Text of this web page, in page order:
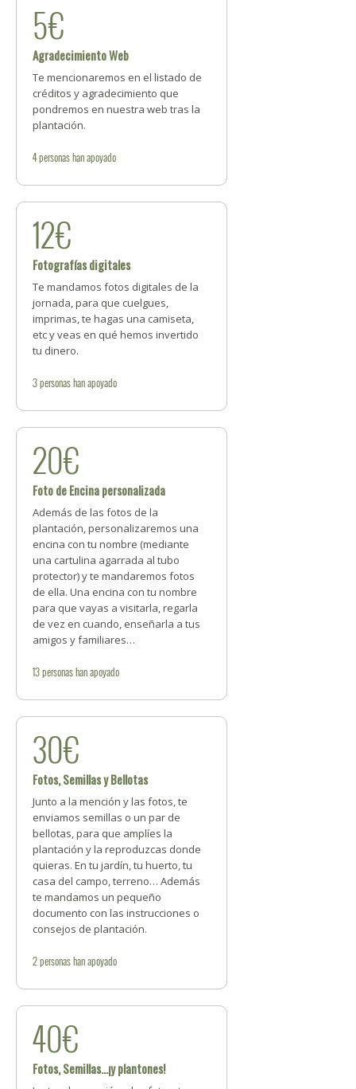
5€
Agradecimiento Web
Te mencionaremos en el listado de
créditos y agradecimiento que
pondremos en nuestra web tras la
plantación.
4personashan apoyado
12€
Fotografías digitales
Te mandamos fotos digitales de la
jornada, para que cuelgues,
imprimas, te hagas una camiseta,
etc y veas en qué hemos invertido
tu dinero.
3personashan apoyado
20€
Foto de Encina personalizada
Además de las fotos de la
plantación, personalizaremos una
encina con tu nombre (mediante
una cartulina agarrada al tubo
protector) y te mandaremos fotos
de ella. Una encina con tu nombre
para que vayas a visitarla, regarla
de vez en cuando, enseñarla a tus
amigos y familiares…
13personashan apoyado
30€
Fotos, Semillas y Bellotas
Junto a la mención y las fotos, te
enviamos semillas o un par de
bellotas, para que amplíes la
plantación y la reproduzcas donde
quieras. En tu jardín, tu huerto, tu
casa del campo, terreno… Además
te mandamos un pequeño
documento con las instrucciones o
consejos de plantación.
2personashan apoyado
40€
Fotos, Semillas...¡y plantones!